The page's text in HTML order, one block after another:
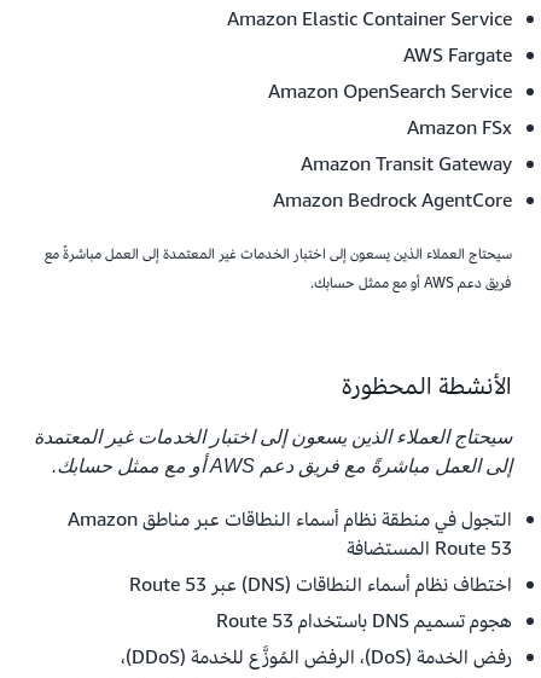
Amazon Elastic Container Service
AWS Fargate
Amazon OpenSearch Service
Amazon FSx
Amazon Transit Gateway
Amazon Bedrock AgentCore
سيحتاج العملاء الذين يسعون إلى اختبار الخدمات غير المعتمدة إلى العمل مباشرةً مع
فريق دعم AWS أو مع ممثل حسابك.
الأنشطة المحظورة
سيحتاج العملاء الذين يسعون إلى اختبار الخدمات غير المعتمدة
إلى العمل مباشرةً مع فريق دعم AWS أو مع ممثل حسابك.
التجول في منطقة نظام أسماء النطاقات عبر مناطق Amazon
Route 53 المستضافة
اختطاف نظام أسماء النطاقات (DNS) عبر Route 53
هجوم تسميم DNS باستخدام Route 53
رفض الخدمة (DoS)، الرفض المُوزَّع للخدمة (DDoS)،